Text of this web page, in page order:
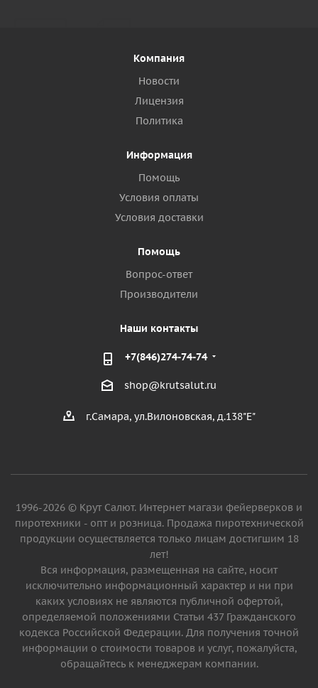
Компания
Новости
Лицензия
Политика
Информация
Помощь
Условия оплаты
Условия доставки
Помощь
Вопрос-ответ
Производители
Наши контакты
+7(846)274-74-74
shop@krutsalut.ru
г.Самара, ул.Вилоновская, д.138"Е"
1996-2026 © Крут Салют. Интернет магази фейерверков и
пиротехники - опт и розница. Продажа пиротехнической
продукции осуществляется только лицам достигшим 18
лет!
Вся информация, размещенная на сайте, носит
исключительно информационный характер и ни при
каких условиях не являются публичной офертой,
определяемой положениями Статьи 437 Гражданского
кодекса Российской Федерации. Для получения точной
информации о стоимости товаров и услуг, пожалуйста,
обращайтесь к менеджерам компании.